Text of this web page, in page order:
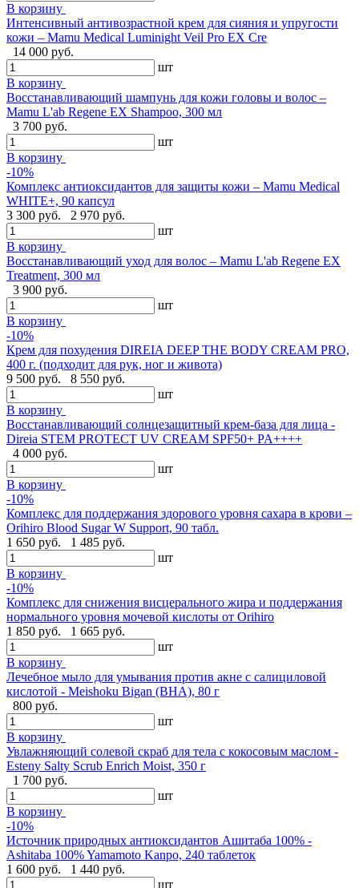
В корзину
Интенсивный антивозрастной крем для сияния и упругости
кожи – Mamu Medical Luminight Veil Pro EX Cre
14 000 руб.
шт
В корзину
Восстанавливающий шампунь для кожи головы и волос –
Mamu L'ab Regene EX Shampoo, 300 мл
3 700 руб.
шт
В корзину
-10%
Комплекс антиоксидантов для защиты кожи – Mamu Medical
WHITE+, 90 капсул
3 300 руб.
2 970 руб.
шт
В корзину
Восстанавливающий уход для волос – Mamu L'ab Regene EX
Treatment, 300 мл
3 900 руб.
шт
В корзину
-10%
Крем для похудения DIREIA DEEP THE BODY CREAM PRO,
400 г. (подходит для рук, ног и живота)
9 500 руб.
8 550 руб.
шт
В корзину
Восстанавливающий солнцезащитный крем-база для лица -
Direia STEM PROTECT UV CREAM SPF50+ PA++++
4 000 руб.
шт
В корзину
-10%
Комплекс для поддержания здорового уровня сахара в крови –
Orihiro Blood Sugar W Support, 90 табл.
1 650 руб.
1 485 руб.
шт
В корзину
-10%
Комплекс для снижения висцерального жира и поддержания
нормального уровня мочевой кислоты от Orihiro
1 850 руб.
1 665 руб.
шт
В корзину
Лечебное мыло для умывания против акне с салициловой
кислотой - Meishoku Bigan (BHA), 80 г
800 руб.
шт
В корзину
Увлажняющий солевой скраб для тела с кокосовым маслом -
Esteny Salty Scrub Enrich Moist, 350 г
1 700 руб.
шт
В корзину
-10%
Источник природных антиоксидантов Ашитаба 100% -
Ashitaba 100% Yamamoto Kanpo, 240 таблеток
1 600 руб.
1 440 руб.
шт